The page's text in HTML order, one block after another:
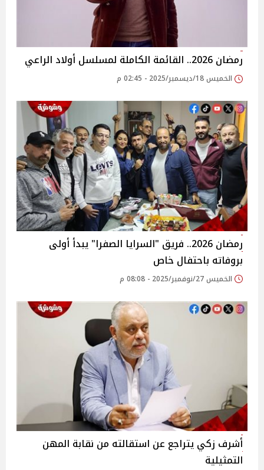
رمضان 2026.. القائمة الكاملة لمسلسل أولاد الراعي
الخميس 18/ديسمبر/2025 - 02:45 م
رمضان 2026.. فريق "السرايا الصفرا" يبدأ أولى
بروفاته باحتفال خاص
الخميس 27/نوفمبر/2025 - 08:08 م
أشرف زكي يتراجع عن استقالته من نقابة المهن
التمثيلية